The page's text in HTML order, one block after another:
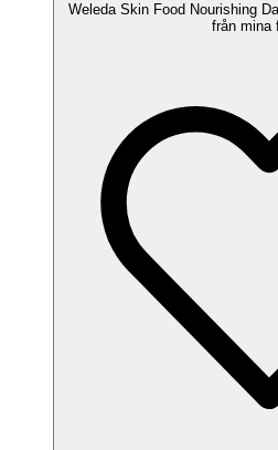
Weleda Skin Food Nourishing
från mina